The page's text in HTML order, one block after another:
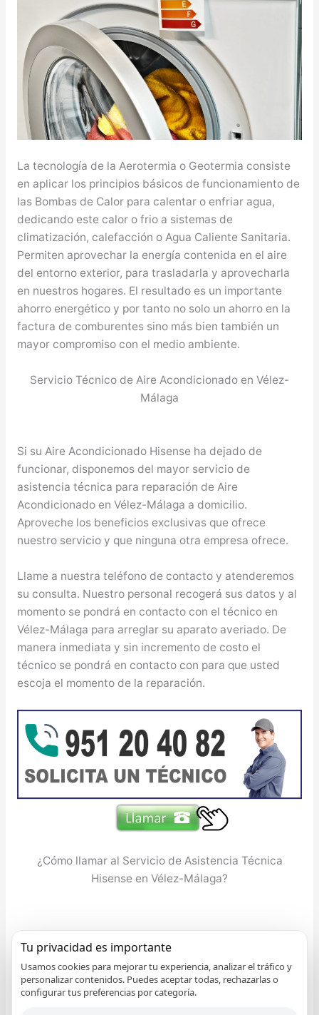
La tecnología de la Aerotermia o Geotermia consiste
en aplicar los principios básicos de funcionamiento de
las Bombas de Calor para calentar o enfriar agua,
dedicando este calor o frio a sistemas de
climatización, calefacción o Agua Caliente Sanitaria.
Permiten aprovechar la energía contenida en el aire
del entorno exterior, para trasladarla y aprovecharla
en nuestros hogares. El resultado es un importante
ahorro energético y por tanto no solo un ahorro en la
factura de comburentes sino más bien también un
mayor compromiso con el medio ambiente.
Servicio Técnico de Aire Acondicionado en Vélez-
Málaga
Si su Aire Acondicionado Hisense ha dejado de
funcionar, disponemos del mayor servicio de
asistencia técnica para reparación de Aire
Acondicionado en Vélez-Málaga a domicilio.
Aproveche los beneficios exclusivas que ofrece
nuestro servicio y que ninguna otra empresa ofrece.
Llame a nuestra teléfono de contacto y atenderemos
su consulta. Nuestro personal recogerá sus datos y al
momento se pondrá en contacto con el técnico en
Vélez-Málaga para arreglar su aparato averiado. De
manera inmediata y sin incremento de costo el
técnico se pondrá en contacto con para que usted
escoja el momento de la reparación.
¿Cómo llamar al Servicio de Asistencia Técnica
Hisense en Vélez-Málaga?
Tu privacidad es importante
Usamos cookies para mejorar tu experiencia, analizar el tráfico y
personalizar contenidos. Puedes aceptar todas, rechazarlas o
configurar tus preferencias por categoría.